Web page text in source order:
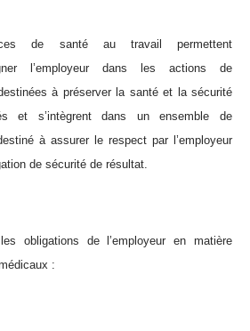
de santé au travail permettent
l’employeur dans les actions de
à préserver la santé et la sécurité
et s’intègrent dans un ensemble de
à assurer le respect par l’employeur
de sécurité de résultat.
obligations de l’employeur en matière
: